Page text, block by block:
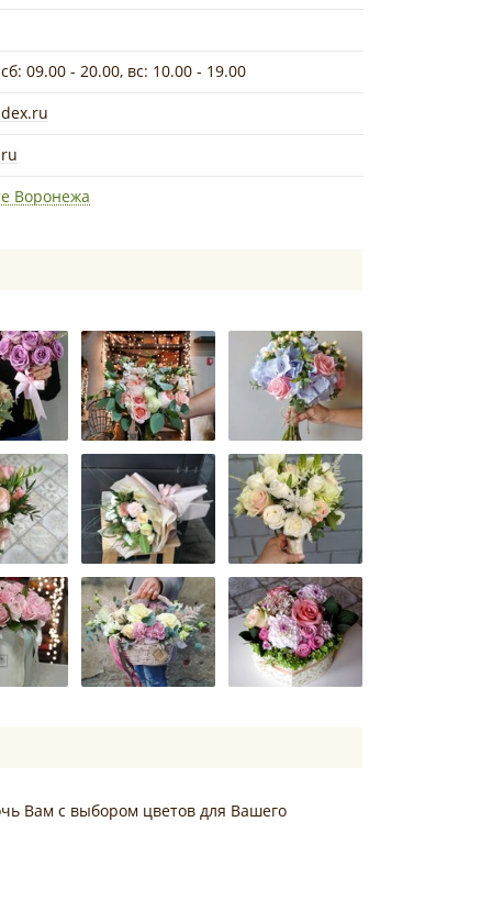
09.00 - 20.00, вс: 10.00 - 19.00
Воронежа
Вам с выбором цветов для Вашего